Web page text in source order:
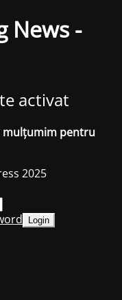
News -
activat
mulțumim pentru
2025